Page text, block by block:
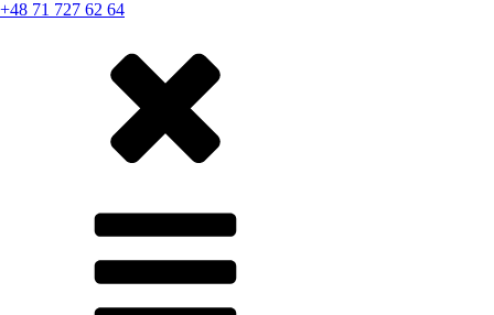
+48 71 727 62 64